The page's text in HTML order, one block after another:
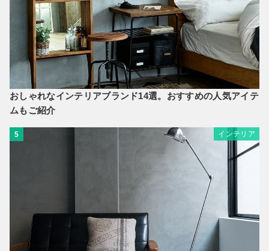
おしゃれなインテリアブランド14選。おすすめの人気アイテ
ムもご紹介
5 インテリア